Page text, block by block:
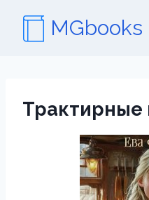
содержимому
MGbooks
Трактирные